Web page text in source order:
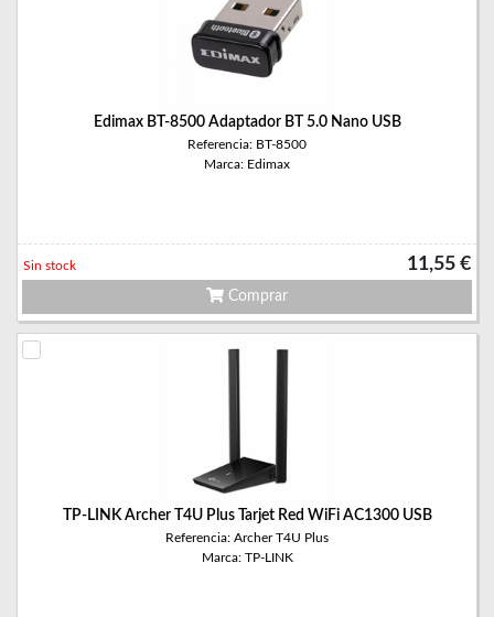
Edimax BT-8500 Adaptador BT 5.0 Nano USB
Referencia: BT-8500
Marca: Edimax
11,55 €
Sin stock
Comprar
TP-LINK Archer T4U Plus Tarjet Red WiFi AC1300 USB
Referencia: Archer T4U Plus
Marca: TP-LINK